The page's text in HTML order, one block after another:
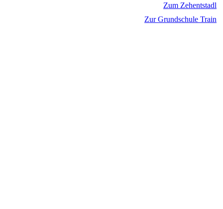
Zum Zehentstadl
Zur Grundschule Train